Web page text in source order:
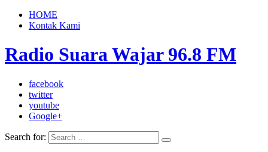
HOME
Kontak Kami
Radio Suara Wajar 96.8 FM
facebook
twitter
youtube
Google+
Search for: